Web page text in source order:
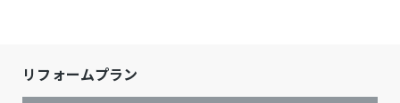
リフォームプラン